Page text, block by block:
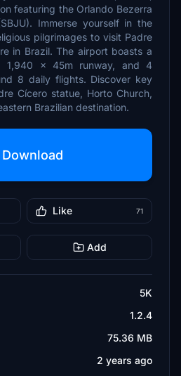
featuring the Orlando Bezerra
Immerse yourself in the
pilgrimages to visit Padre
in Brazil. The airport boasts a
1,940 x 45m runway, and 4
8 daily flights. Discover key
Cícero statue, Horto Church,
Brazilian destination.
Download
Like 71
Add
5K
1.2.4
75.36 MB
2 years ago